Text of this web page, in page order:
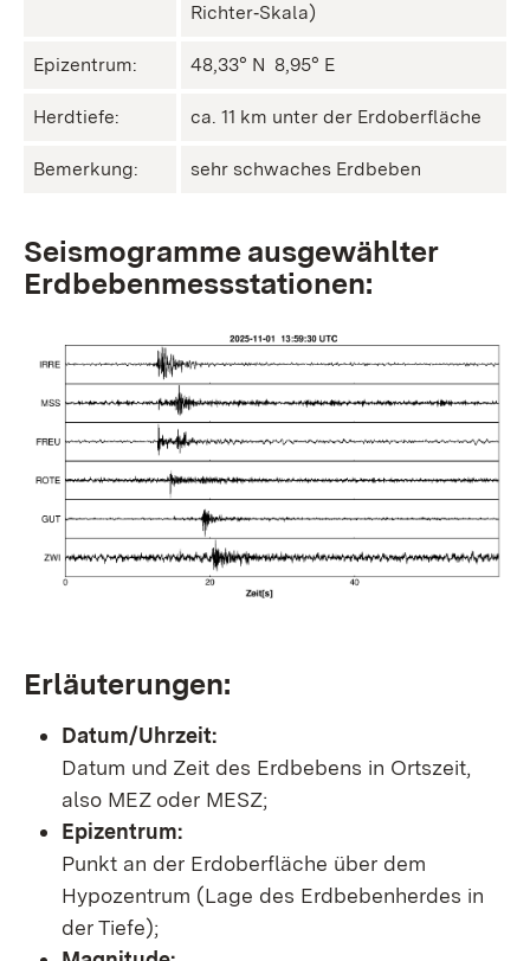
Richter‑Skala)
Epizentrum: 48,33° N ㅤ 8,95° E
Herdtiefe: ca. 11 km unter der Erdoberfläche
Bemerkung: sehr schwaches Erdbeben
Seismogramme ausgewählter
Erdbebenmessstationen:
Erläuterungen:
Datum/Uhrzeit:
Datum und Zeit des Erdbebens in Ortszeit,
also MEZ oder MESZ;
Epizentrum:
Punkt an der Erdoberfläche über dem
Hypozentrum (Lage des Erdbebenherdes in
der Tiefe);